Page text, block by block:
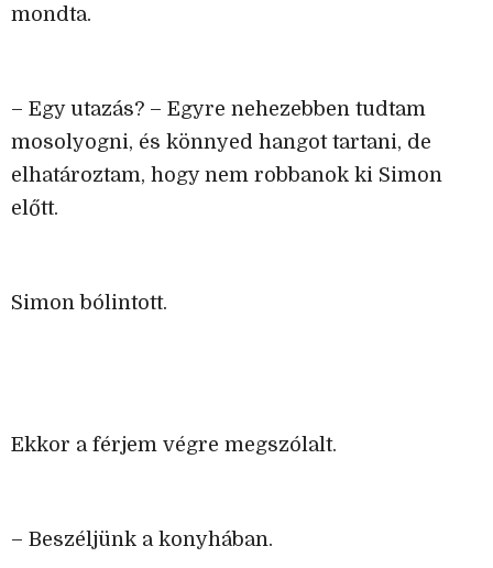
mondta.
– Egy utazás? – Egyre nehezebben tudtam
mosolyogni, és könnyed hangot tartani, de
elhatároztam, hogy nem robbanok ki Simon
előtt.
Simon bólintott.
Ekkor a férjem végre megszólalt.
– Beszéljünk a konyhában.